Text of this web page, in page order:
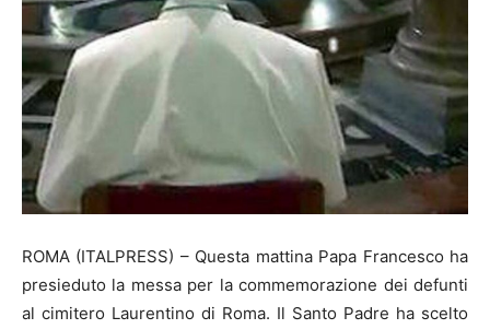
ROMA (ITALPRESS) – Questa mattina Papa Francesco ha
presieduto la messa per la commemorazione dei defunti
al cimitero Laurentino di Roma. Il Santo Padre ha scelto